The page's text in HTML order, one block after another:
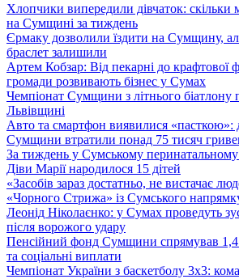
Хлопчики випередили дівчаток: скільки
на Сумщині за тиждень
Єрмаку дозволили їздити на Сумщину,
браслет залишили
Артем Кобзар: Від пекарні до крафтової
громади розвивають бізнес у Сумах
Чемпіонат Сумщини з літнього біатлону
Львівщині
Авто та смартфон виявилися «пасткою»:
Сумщини втратили понад 75 тисяч
За тиждень у Сумському перинатальному
Діви Марії народилося 15 дітей
«Засобів зараз достатньо, не вистачає
«Чорного Стрижа» із Сумського
Леонід Ніколаєнко: у Сумах проведуть
після ворожого удару
Пенсійний фонд Сумщини спрямував 1,4
та соціальні виплати
Чемпіонат України з баскетболу 3х3: